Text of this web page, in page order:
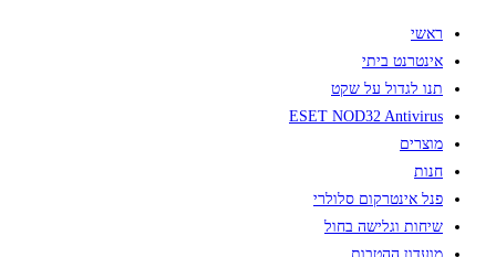
ראשי
אינטרנט ביתי
תנו לגדול על שקט
ESET NOD32 Antivirus
מוצרים
חנות
פנל אינטרקום סלולרי
שיחות וגלישה בחול